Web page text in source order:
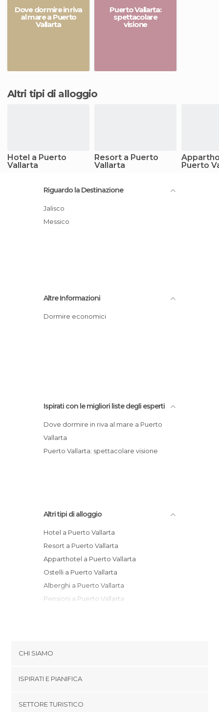
Dove dormire in riva
al mare a Puerto
Vallarta
Puerto Vallarta:
spettacolare
visione
Altri tipi di alloggio
Hotel a Puerto
Vallarta
Resort a Puerto
Vallarta
Puerto
Riguardo la Destinazione
Jalisco
Messico
Altre Informazioni
Dormire economici
Ispirati con le migliori liste degli esperti
Dove dormire in riva al mare a Puerto
Vallarta
Puerto Vallarta: spettacolare visione
Altri tipi di alloggio
Hotel a Puerto Vallarta
Resort a Puerto Vallarta
Apparthotel a Puerto Vallarta
Ostelli a Puerto Vallarta
Alberghi a Puerto Vallarta
Pensioni a Puerto Vallarta
CHI SIAMO
Termini e Condizioni
ISPIRATI E PIANIFICA
SETTORE TURISTICO